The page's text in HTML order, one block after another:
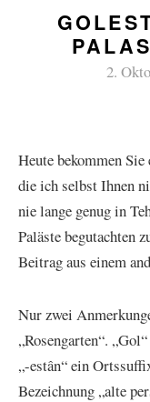
2.
Heute bekommen
die ich selbst Ihnen
nie lange genug in
Paläste begutachten
Beitrag aus einem
Nur zwei
„Rosengarten“.
„-estân“ ein
Bezeichnung „alte